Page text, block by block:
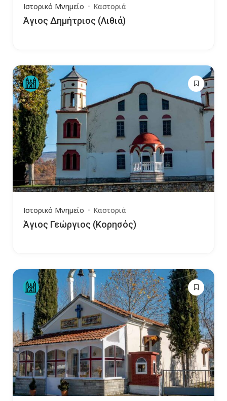
Ιστορικό Μνημείο Καστοριά
Άγιος Δημήτριος (Λιθιά)
Ιστορικό Μνημείο Καστοριά
Άγιος Γεώργιος (Κορησός)